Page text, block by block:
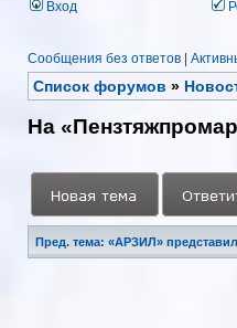
Вход
Сообщения без ответов |
Список форумов »
На
Пред. тема: «АРЗИЛ»